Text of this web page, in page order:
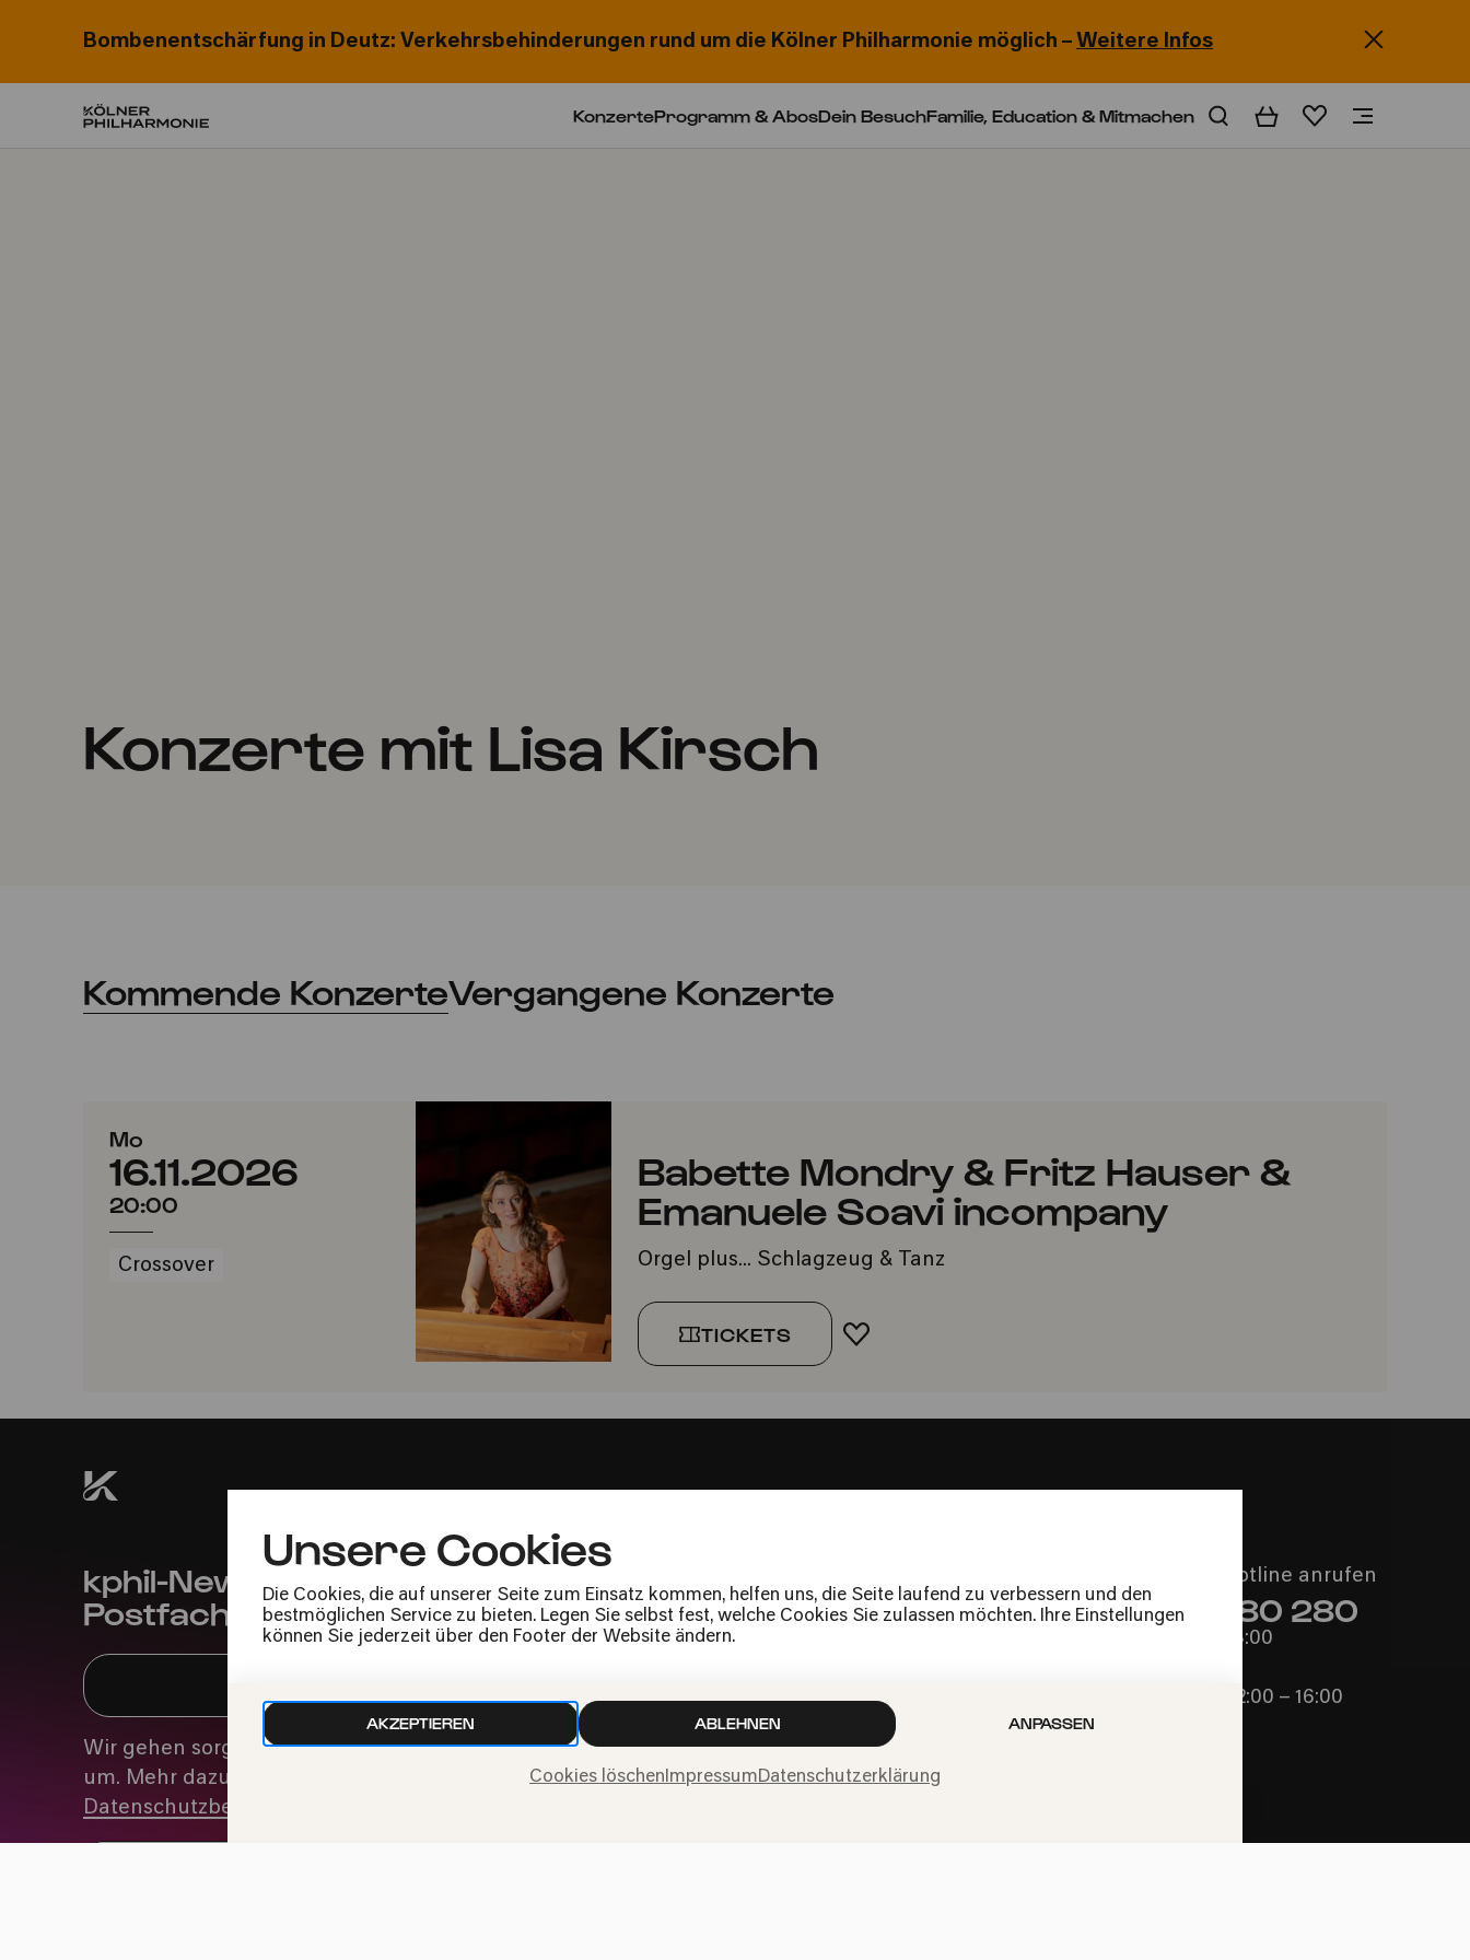
Unsere Cookies
Die Cookies, die auf unserer Seite zum Einsatz kommen, helfen uns, die Seite laufend zu verbessern und den
bestmöglichen Service zu bieten. Legen Sie selbst fest, welche Cookies Sie zulassen möchten. Ihre Einstellungen
können Sie jederzeit über den Footer der Website ändern.
AKZEPTIEREN ABLEHNEN ANPASSEN
Cookies löschen ImpressumDatenschutzerklärung
Bombenentschärfung in Deutz: Verkehrsbehinderungen rund um die Kölner Philharmonie möglich – Weitere Infos
KonzerteProgramm & AbosDein BesuchFamilie, Education & Mitmachen WarenkorbMerkliste
Konzerte mit Lisa Kirsch
Kommende KonzerteVergangene Konzerte
Mo
16.11.2026
20:00
Crossover
Babette Mondry & Fritz Hauser &
Emanuele Soavi incompany
Orgel plus... Schlagzeug & Tanz
TICKETS FAVORIT HINZUFÜGEN
kphil-News direkt in dein
Postfach
Wir gehen sorgfältig mit deinen Daten
um. Mehr dazu in unseren
Datenschutzbestimmungen
Jobs
Philharmonie-Hotline anrufen
+49 221 280 280
Mo – Fr 10:00 – 18:00
So & Feiertage 12:00 – 16:00